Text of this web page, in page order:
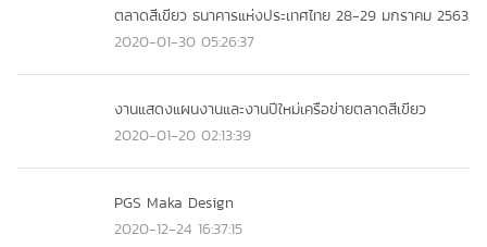
ตลาดสีเขียว ธนาคารแห่งประเทศไทย 28-29 มกราคม 2563
2020-01-30 05:26:37
งานแสดงแผนงานและงานปีใหม่เครือข่ายตลาดสีเขียว
2020-01-20 02:13:39
PGS Maka Design
2020-12-24 16:37:15